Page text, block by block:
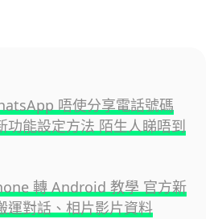
唔使分享電話號碼
功能設定方法 陌生人睇唔到
轉 Android 教學 官方新
運對話、相片影片資料